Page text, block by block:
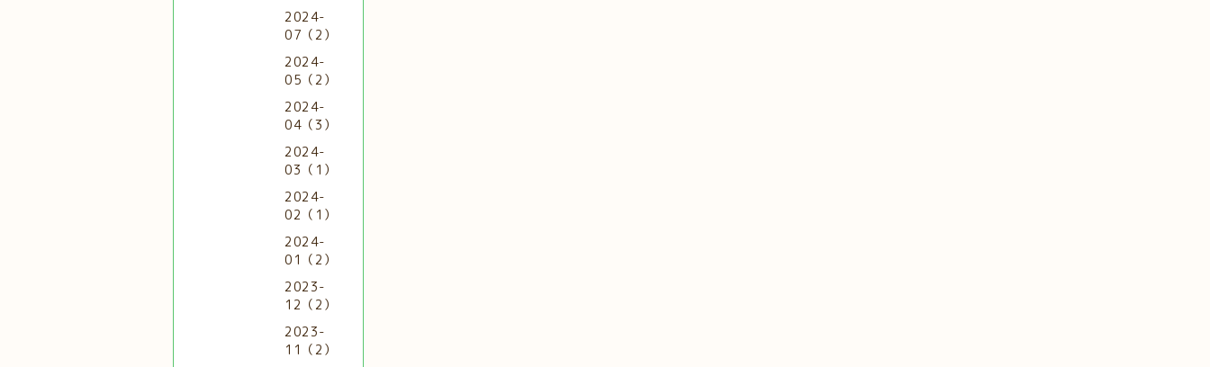
2024-
07（2）
2024-
05（2）
2024-
04（3）
2024-
03（1）
2024-
02（1）
2024-
01（2）
2023-
12（2）
2023-
11（2）